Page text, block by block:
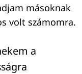
másoknak
volt számomra.
a